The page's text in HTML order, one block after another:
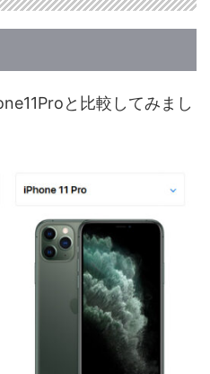
と比較してみまし